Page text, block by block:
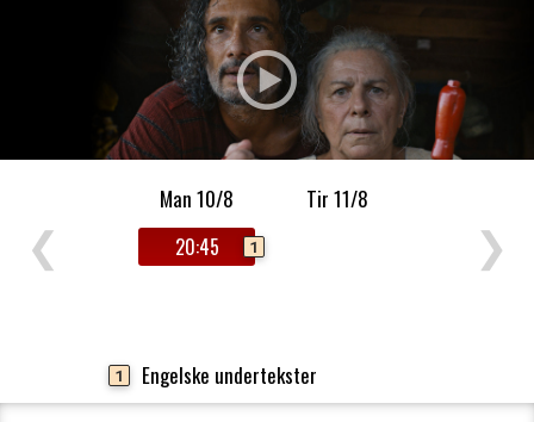
❮
Man 10/8
20:45 1
Tir 11/8
❯
1 Engelske undertekster